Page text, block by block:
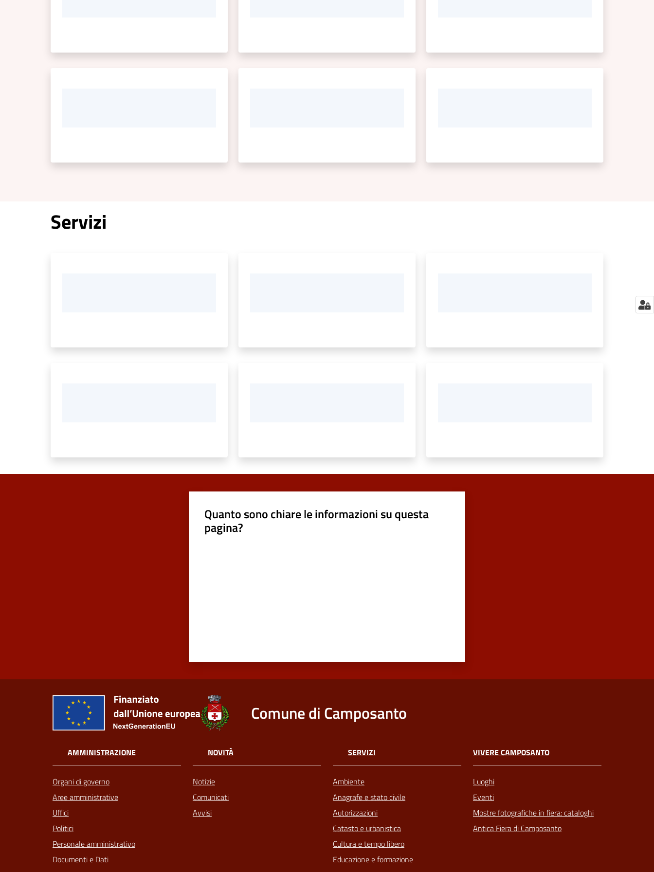
Servizi
Quanto sono chiare le informazioni su questa
pagina?
Comune di Camposanto
AMMINISTRAZIONE
Organi di governo
Aree amministrative
Uffici
Politici
Personale amministrativo
Documenti e Dati
NOVITÀ
Notizie
Comunicati
Avvisi
SERVIZI
Ambiente
Anagrafe e stato civile
Autorizzazioni
Catasto e urbanistica
Cultura e tempo libero
Educazione e formazione
VIVERE CAMPOSANTO
Luoghi
Eventi
Mostre fotografiche in fiera: cataloghi
Antica Fiera di Camposanto